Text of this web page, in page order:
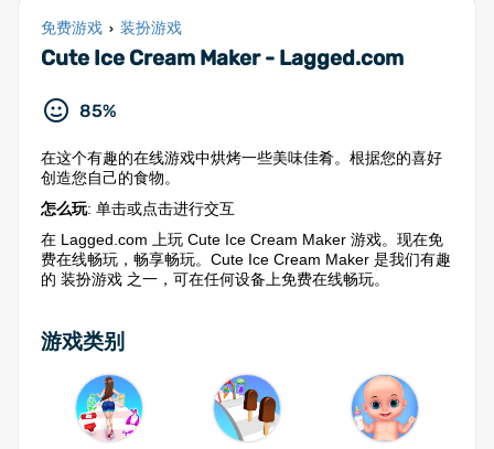
免费游戏 › 装扮游戏
Cute Ice Cream Maker - Lagged.com
85%
在这个有趣的在线游戏中烘烤一些美味佳肴。根据您的喜好
创造您自己的食物。
怎么玩: 单击或点击进行交互
在 Lagged.com 上玩 Cute Ice Cream Maker 游戏。现在免
费在线畅玩，畅享畅玩。Cute Ice Cream Maker 是我们有趣
的 装扮游戏 之一，可在任何设备上免费在线畅玩。
游戏类别